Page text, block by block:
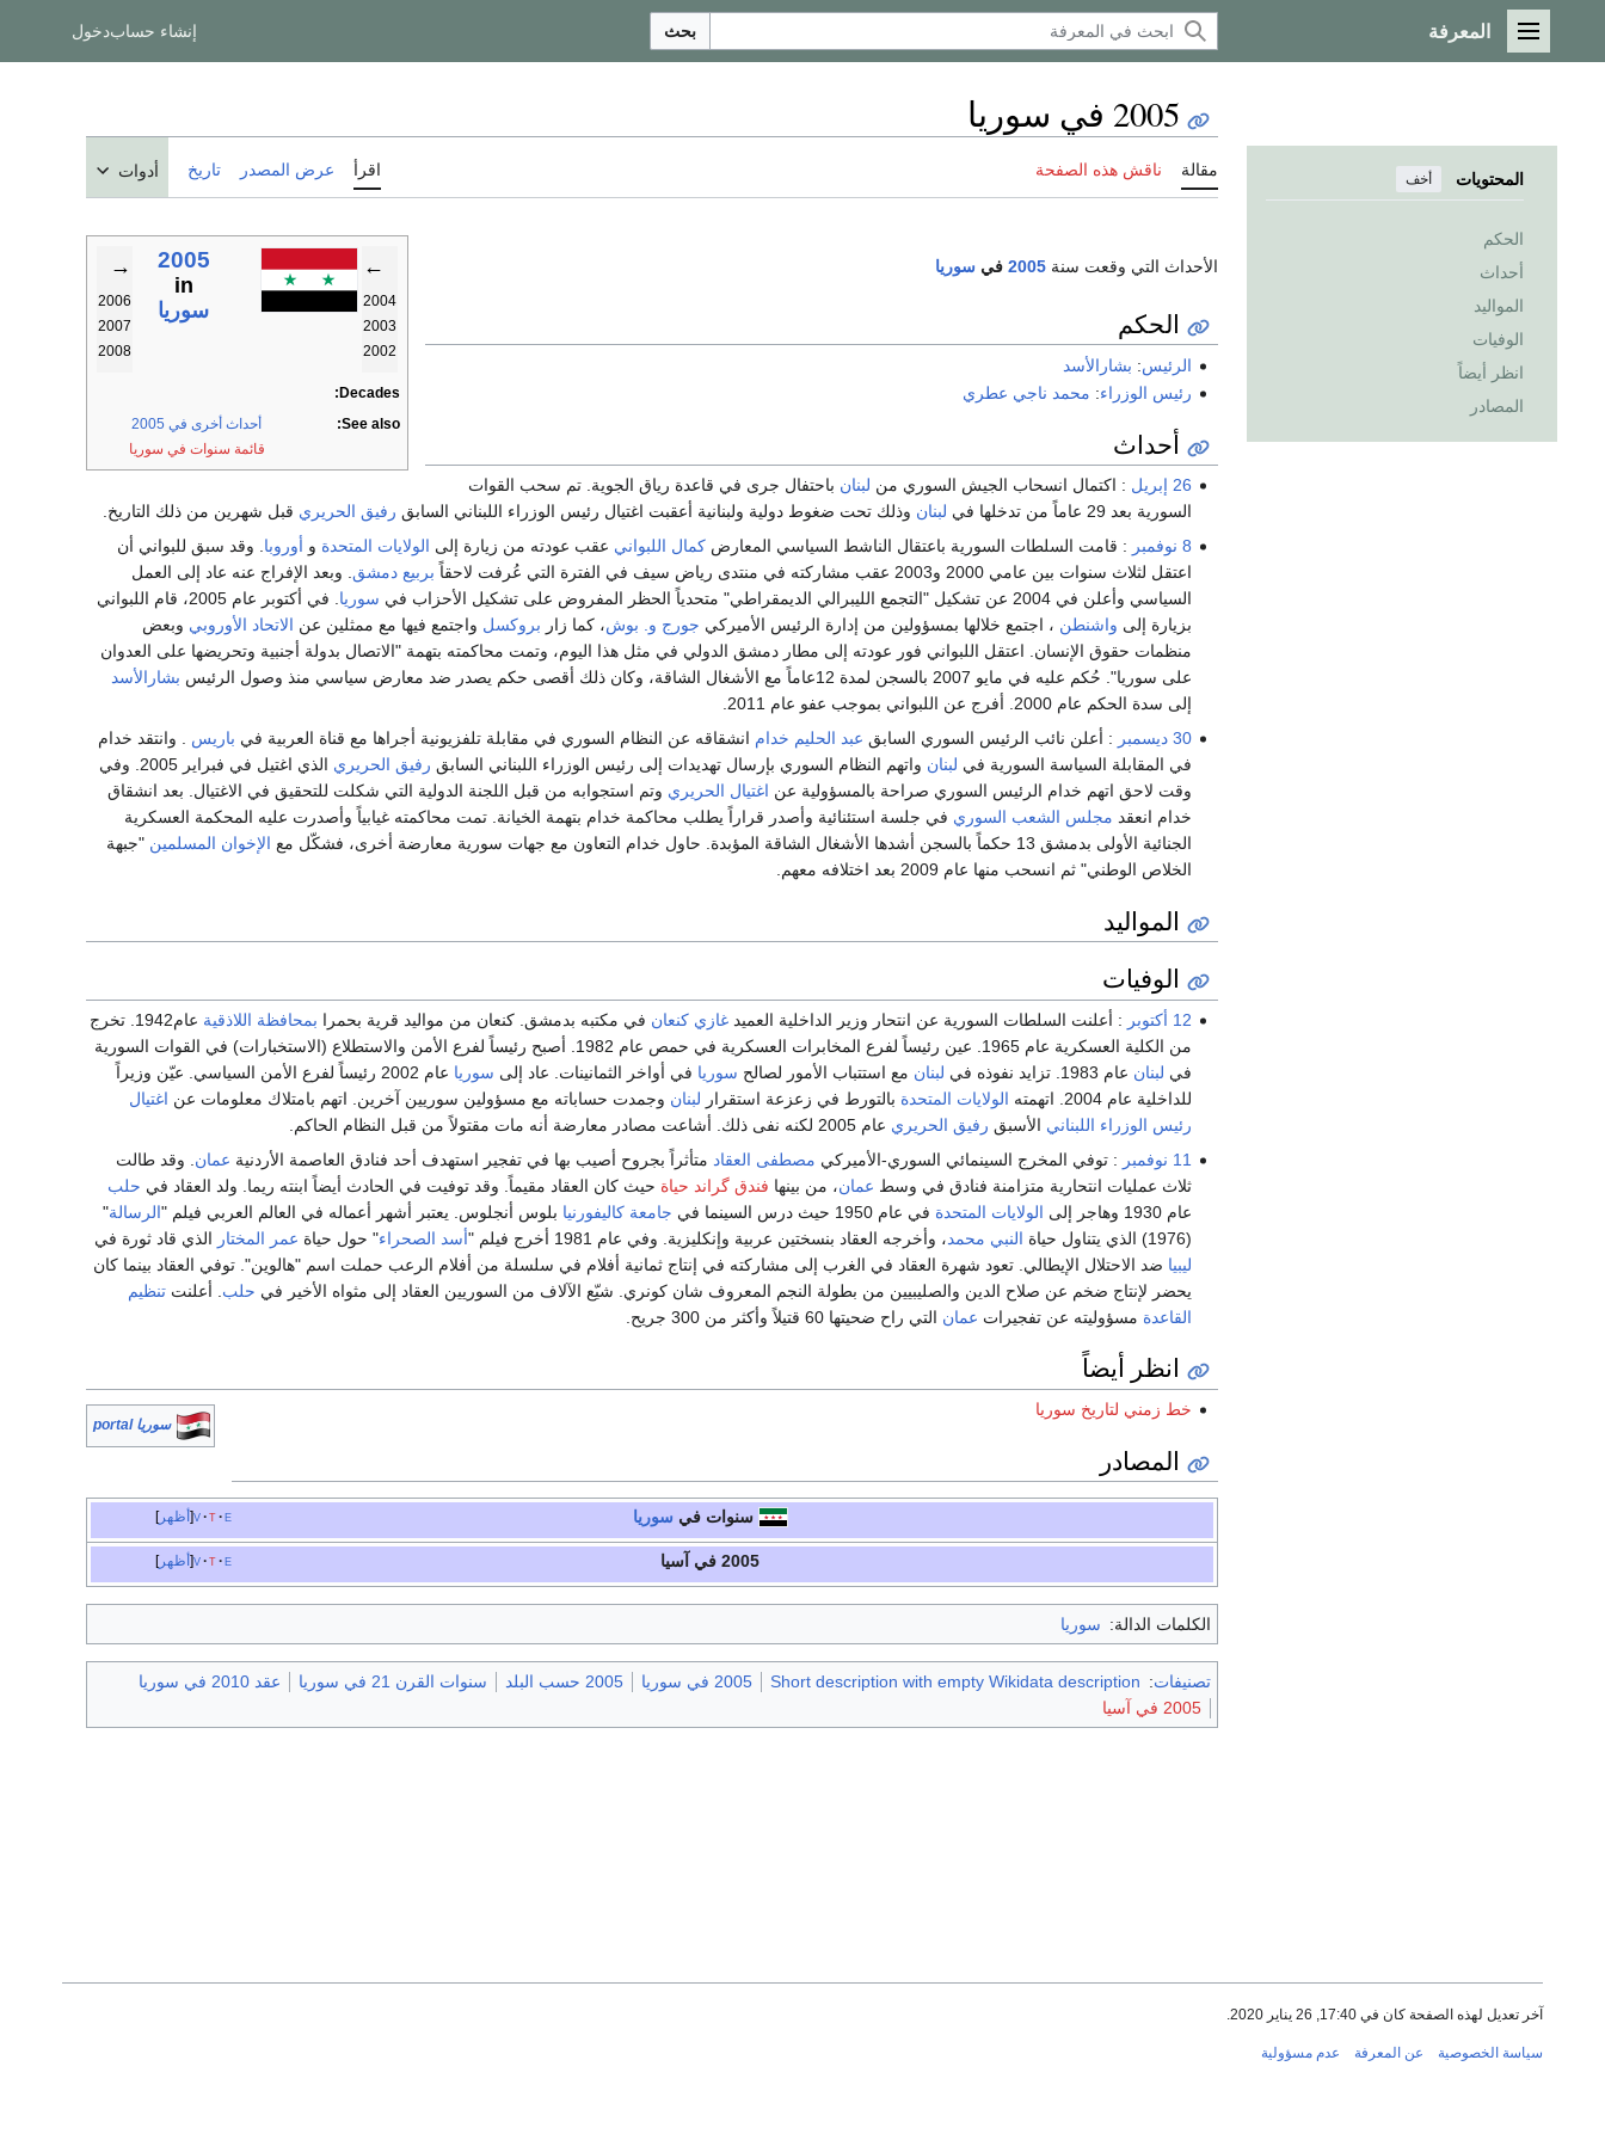
القائمة الرئيسية
المعرفة بحث إنشاء حسابدخول
المحتويات أخف
الحكم
أحداث
المواليد
الوفيات
انظر أيضاً
المصادر
2005 في سوريا
مقالة ناقش هذه الصفحة اقرأ عرض المصدر تاريخ أدوات
←
2004
2003
2002
2005
in
سوريا
→
2006
2007
2008
Decades:
See also:
أحداث أخرى في 2005
قائمة سنوات في سوريا
الأحداث التي وقعت سنة 2005 في سوريا
الحكم
الرئيس: بشارالأسد
رئيس الوزراء: محمد ناجي عطري
أحداث
26 إبريل : اكتمال انسحاب الجيش السوري من لبنان باحتفال جرى في قاعدة رياق الجوية. تم سحب القوات
السورية بعد 29 عاماً من تدخلها في
لبنان وذلك تحت ضغوط دولية ولبنانية أعقبت اغتيال رئيس الوزراء اللبناني السابق رفيق الحريري قبل شهرين من ذلك التاريخ.
8 نوفمبر
: قامت السلطات السورية باعتقال الناشط السياسي المعارضكمال اللبواني عقب عودته من زيارة إلى الولايات المتحدة و أوروبا. وقد سبق للبواني أن
اعتقل لثلاث سنوات بين عامي 2000 و2003 عقب مشاركته في منتدى رياض سيف في الفترة التي عُرفت لاحقاً
بربيع دمشق. وبعد الإفراج عنه عاد إلى العمل
السياسي وأعلن في 2004 عن تشكيل "التجمع الليبرالي الديمقراطي" متحدياً الحظر المفروض على تشكيل الأحزاب في
سوريا
. في أكتوبر عام 2005، قام اللبواني
بزيارة إلى واشنطن ، اجتمع خلالها بمسؤولين من إدارة الرئيس الأميركي جورج و. بوش، كما زار بروكسل واجتمع فيها مع ممثلين عن الاتحاد الأوروبي وبعض
منظمات حقوق الإنسان. اعتقل اللبواني فور عودته إلى مطار دمشق الدولي في مثل هذا اليوم، وتمت محاكمته بتهمة "الاتصال بدولة أجنبية وتحريضها على العدوان
على سوريا". حُكم عليه في مايو 2007 بالسجن لمدة 12عاماً مع الأشغال الشاقة، وكان ذلك أقصى حكم يصدر ضد معارض سياسي منذ وصول الرئيس
بشارالأسد
إلى سدة الحكم عام 2000. أفرج عن اللبواني بموجب عفو عام 2011.
30 ديسمبر
: أعلن نائب الرئيس السوري السابق عبد الحليم خدام انشقاقه عن النظام السوري في مقابلة تلفزيونية أجراها مع قناة العربية في باريس . وانتقد خدام
في المقابلة السياسة السورية في لبنان واتهم النظام السوري بإرسال تهديدات إلى رئيس الوزراء اللبناني السابق رفيق الحريري
الذي اغتيل في فبراير 2005. وفي
وقت لاحق اتهم خدام الرئيس السوري صراحة بالمسؤولية عن اغتيال الحريري وتم استجوابه من قبل اللجنة الدولية التي شكلت للتحقيق في الاغتيال. بعد انشقاق
خدام انعقد مجلس الشعب السوري في جلسة استئنائية وأصدر قراراً يطلب محاكمة خدام بتهمة الخيانة. تمت محاكمته غيابياً وأصدرت عليه المحكمة العسكرية
الجنائية الأولى بدمشق 13 حكماً بالسجن أشدها الأشغال الشاقة المؤبدة. حاول خدام التعاون مع جهات سورية معارضة أخرى، فشكّل مع
الإخوان المسلمين "جبهة
الخلاص الوطني" ثم انسحب منها عام 2009 بعد اختلافه معهم.
المواليد
الوفيات
12 أكتوبر : أعلنت السلطات السورية عن انتحار وزير الداخلية العميدغازي كنعان في مكتبه بدمشق. كنعان من مواليد قرية بحمرا بمحافظة اللاذقية
عام1942. تخرج
من الكلية العسكرية عام 1965. عين رئيساً لفرع المخابرات العسكرية في حمص عام 1982. أصبح رئيساً لفرع الأمن والاستطلاع (الاستخبارات) في القوات السورية
في لبنان عام 1983. تزايد نفوذه في لبنان مع استتباب الأمور لصالح سوريا في أواخر الثمانينات. عاد إلى سوريا
عام 2002 رئيساً لفرع الأمن السياسي. عيّن وزيراً
للداخلية عام 2004. اتهمته
الولايات المتحدة بالتورط في زعزعة استقرار لبنان وجمدت حساباته مع مسؤولين سوريين آخرين. اتهم بامتلاك معلومات عن اغتيال
رئيس الوزراء اللبناني الأسبق رفيق الحريري عام 2005 لكنه نفى ذلك. أشاعت مصادر معارضة أنه مات مقتولاً من قبل النظام الحاكم.
11 نوفمبر
: توفي المخرج السينمائي السوري-الأميركي مصطفى العقاد متأثراً بجروح أصيب بها في تفجير استهدف أحد فنادق العاصمة الأردنية عمان . وقد طالت
ثلاث عمليات انتحارية متزامنة فنادق في وسط عمان، من بينها فندق گراند حياة حيث كان العقاد مقيماً. وقد توفيت في الحادث أيضاً ابنته ريما. ولد العقاد في حلب
عام 1930 وهاجر إلى
الولايات المتحدة في عام 1950 حيث درس السينما في جامعة كاليفورنيا بلوس أنجلوس. يعتبر أشهر أعماله في العالم العربي فيلم "الرسالة"
(1976) الذي يتناول حياة
النبي محمد، وأخرجه العقاد بنسختين عربية وإنكليزية. وفي عام 1981 أخرج فيلم " أسد الصحراء" حول حياة عمر المختار الذي قاد ثورة في
ليبيا ضد الاحتلال الإيطالي. تعود شهرة العقاد في الغرب إلى مشاركته في إنتاج ثمانية أفلام في سلسلة من أفلام الرعب حملت اسم "هالوين". توفي العقاد بينما كان
يحضر لإنتاج ضخم عن صلاح الدين والصليبيين من بطولة النجم المعروف شان كونري. شيّع الآلاف من السوريين العقاد إلى مثواه الأخير في حلب . أعلنتتنظيم
القاعدة مسؤوليته عن تفجيرات عمان التي راح ضحيتها 60 قتيلاً وأكثر من 300 جريح.
انظر أيضاً
سوريا portal
خط زمني لتاريخ سوريا
المصادر
أظهر v t e سنوات في سوريا
أظهر v t e 2005 في آسيا
الكلمات الدالة: سوريا
تصنيفات:
Short description with empty Wikidata description 2005 في سوريا 2005 حسب البلد سنوات القرن 21 في سوريا
عقد 2010 في سوريا
2005 في آسيا
آخر تعديل لهذه الصفحة كان في 17:40, 26 يناير 2020.
سياسة الخصوصية عن المعرفة عدم مسؤولية